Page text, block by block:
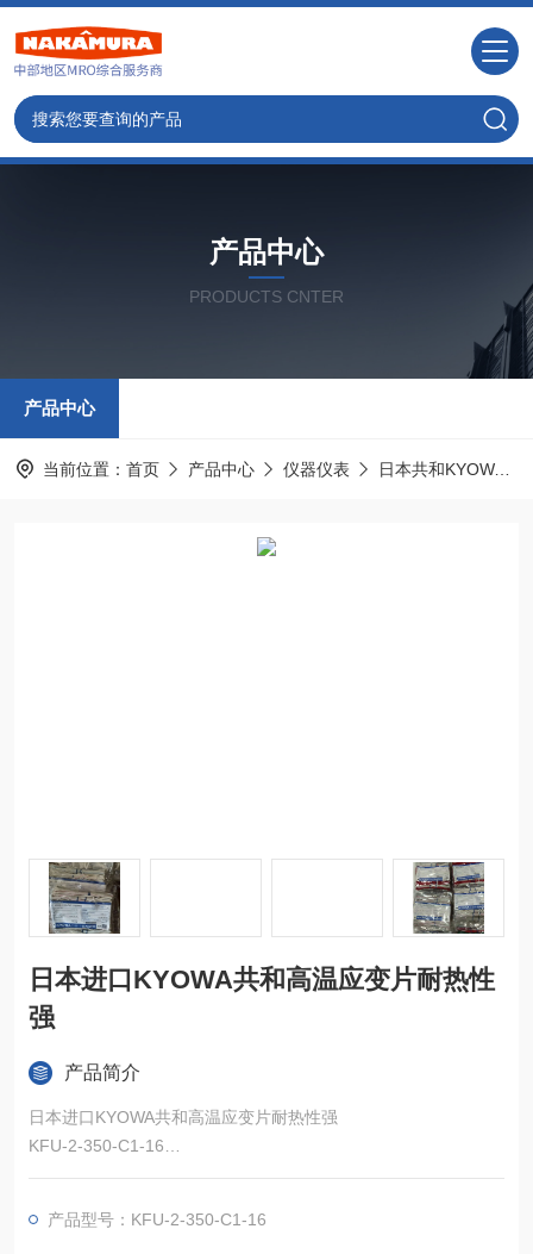
产品中心
PRODUCTS CNTER
产品中心
当前位置： 首页 产品中心 仪器仪表 日本共和KYOWA
日本进口KYOWA共和高温应变片耐热性
强
产品简介
日本进口KYOWA共和高温应变片耐热性强
KFU-2-350-C1-16
是基底处使用耐热性强的聚酰胺树脂，应变片元件处使用Ni-Cr系
特性。
产品型号：KFU-2-350-C1-16